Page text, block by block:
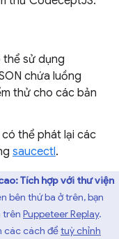
thể sử dụng
chứa luồng
thử cho các bản
có thể phát lại các
saucectl.
Tích hợp với thư viện
bên thứ ba ở trên, bạn
trên Puppeteer Replay.
các cách đểtuỳ chỉnh